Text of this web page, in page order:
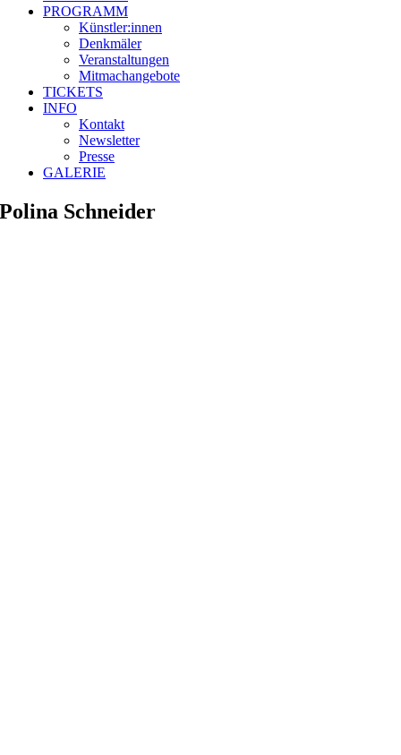
PROGRAMM
Künstler:innen
Denkmäler
Veranstaltungen
Mitmachangebote
TICKETS
INFO
Kontakt
Newsletter
Presse
GALERIE
Polina Schneider